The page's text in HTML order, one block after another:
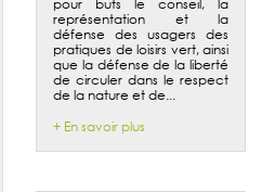
représentation et la
défense des usagers des
pratiques de loisirs vert, ainsi
que la défense de la liberté
de circuler dans le respect
de la nature et de...
+ En savoir plus